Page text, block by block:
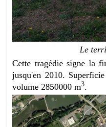
Le
Cette tragédie signe la
jusqu'en 2010.
volume 2850000 m3.